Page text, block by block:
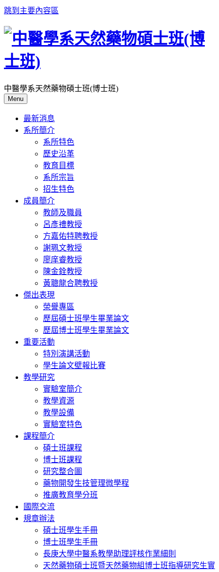
跳到主要內容區
中醫學系天然藥物碩士班(博士班)
Menu
最新消息
系所簡介
系所特色
歷史沿革
教育目標
系所宗旨
招生特色
成員簡介
教師及職員
呂彥禮教授
方嘉佑特聘教授
謝珮文教授
廖庠睿教授
陳金銓教授
黃聰龍合聘教授
傑出表現
榮譽專區
歷屆碩士班學生畢業論文
歷屆博士班學生畢業論文
重要活動
特別演講活動
學生論文壁報比賽
教學研究
實驗室簡介
教學資源
教學設備
實驗室特色
課程簡介
碩士班課程
博士班課程
研究整合圖
藥物開發生技管理微學程
推廣教育學分班
國際交流
規章辦法
碩士班學生手冊
博士班學生手冊
長庚大學中醫系教學助理評核作業細則
天然藥物碩士班暨天然藥物組博士班指導研究生實